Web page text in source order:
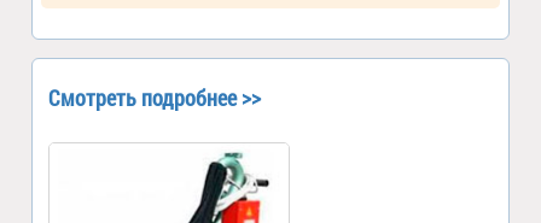
Смотреть подробнее >>